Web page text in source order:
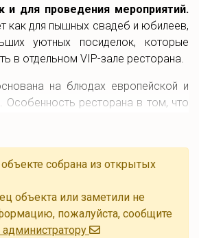
и для проведения мероприятий.
как для пышных свадеб и юбилеев,
уютных посиделок, которые
в отдельном VIP-зале ресторана.
на блюдах европейской и
Особенность ресторана в том, что
по-домашнему.
играет живая музыка.
имеется парковка.
собрана из открытых
объекта или заметили не
пожалуйста, сообщите